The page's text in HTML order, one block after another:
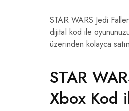
STAR WARS Jedi
dijital kod ile
üzerinden kolayca
STAR
Xbox Kod